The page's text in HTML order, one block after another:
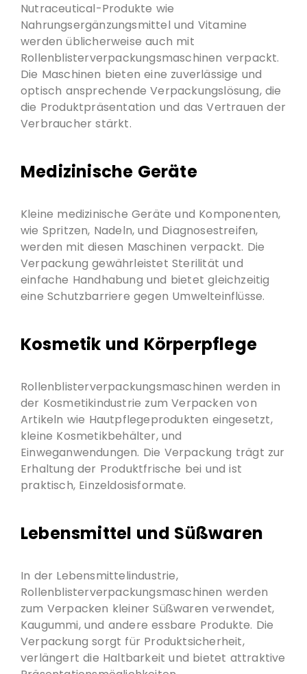
Nutraceutical-Produkte wie
Nahrungsergänzungsmittel und Vitamine
werden üblicherweise auch mit
Rollenblisterverpackungsmaschinen verpackt.
Die Maschinen bieten eine zuverlässige und
optisch ansprechende Verpackungslösung, die
die Produktpräsentation und das Vertrauen der
Verbraucher stärkt.
Medizinische Geräte
Kleine medizinische Geräte und Komponenten,
wie Spritzen, Nadeln, und Diagnosestreifen,
werden mit diesen Maschinen verpackt. Die
Verpackung gewährleistet Sterilität und
einfache Handhabung und bietet gleichzeitig
eine Schutzbarriere gegen Umwelteinflüsse.
Kosmetik und Körperpflege
Rollenblisterverpackungsmaschinen werden in
der Kosmetikindustrie zum Verpacken von
Artikeln wie Hautpflegeprodukten eingesetzt,
kleine Kosmetikbehälter, und
Einweganwendungen. Die Verpackung trägt zur
Erhaltung der Produktfrische bei und ist
praktisch, Einzeldosisformate.
Lebensmittel und Süßwaren
In der Lebensmittelindustrie,
Rollenblisterverpackungsmaschinen werden
zum Verpacken kleiner Süßwaren verwendet,
Kaugummi, und andere essbare Produkte. Die
Verpackung sorgt für Produktsicherheit,
verlängert die Haltbarkeit und bietet attraktive